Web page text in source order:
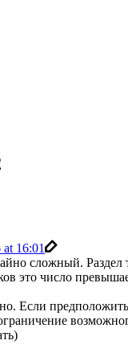
16:01
сложный. Раздел
это число
Если